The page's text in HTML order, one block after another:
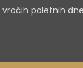
vročih poletnih